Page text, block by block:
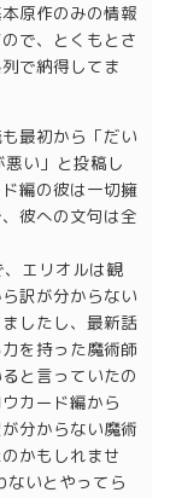
原作のみの情報
で、とくもとさ
で納得してま
最初から「だい
い」と投稿し
編の彼は一切擁
彼への文句は全
エリオルは観
訳が分からない
したし、最新話
を持った魔術師
と言っていたの
カード編から
分からない魔術
かもしれませ
ないとやってら